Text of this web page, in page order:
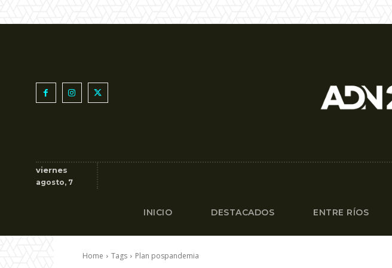
viernes
agosto, 7
INICIO DESTACADOS ENTRE RÍOS
Home Tags Plan pospandemia